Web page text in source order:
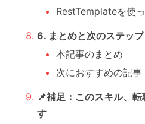
RestTemplateを使
6. まとめと次のステップ
本記事のまとめ
次におすすめの記事
📌補足：このスキル、
す